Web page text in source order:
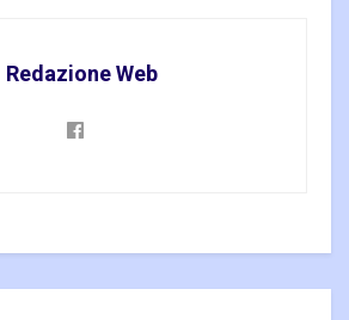
Redazione Web